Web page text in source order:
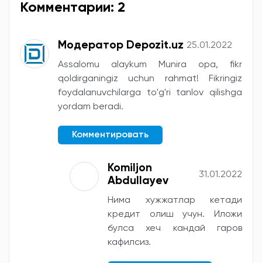
Комментарии: 2
Модератор Depozit.uz 25.01.2022
Assalomu alaykum Munira opa, fikr
qoldirganingiz uchun rahmat! Fikringiz
foydalanuvchilarga to'g'ri tanlov qilishga
yordam beradi.
Комментировать
Komiljon
Abdullayev
31.01.2022
Нима хужжатлар кетади
кредит олиш учун. Иложи
булса хеч кандай гаров
кафилсиз.